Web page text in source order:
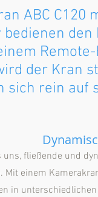
ABC C120
bedienen
der Kran
sich rein auf
fließende und
einem
in